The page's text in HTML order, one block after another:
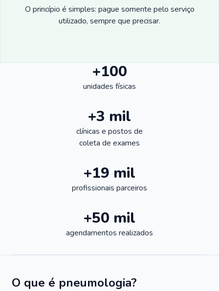
O princípio é simples: pague somente pelo serviço
utilizado, sempre que precisar.
+100
unidades físicas
+3 mil
clínicas e postos de
coleta de exames
+19 mil
profissionais parceiros
+50 mil
agendamentos realizados
O que é pneumologia?